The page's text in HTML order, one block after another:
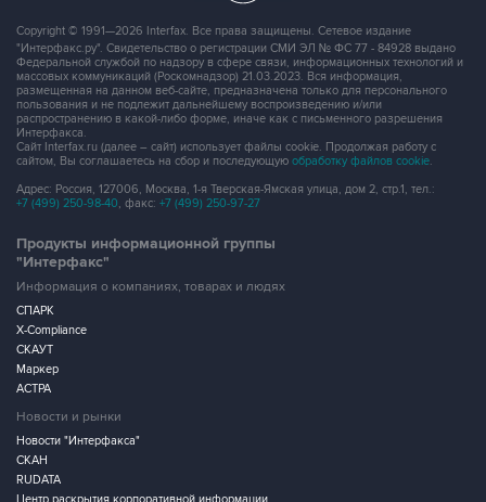
Copyright © 1991—2026 Interfax. Все права защищены. Сетевое издание
"Интерфакс.ру". Свидетельство о регистрации СМИ ЭЛ № ФС 77 - 84928 выдано
Федеральной службой по надзору в сфере связи, информационных технологий и
массовых коммуникаций (Роскомнадзор) 21.03.2023. Вся информация,
размещенная на данном веб-сайте, предназначена только для персонального
пользования и не подлежит дальнейшему воспроизведению и/или
распространению в какой-либо форме, иначе как с письменного разрешения
Интерфакса.
Сайт Interfax.ru (далее – сайт) использует файлы cookie. Продолжая работу с
сайтом, Вы соглашаетесь на сбор и последующую обработку файлов cookie
Адрес: Россия, 127006, Москва, 1-я Тверская-Ямская улица, дом 2, стр.1, тел.:
+7 (499) 250-98-40 , факс: +7 (499) 250-97-27
Продукты информационной группы
"Интерфакс"
Информация о компаниях, товарах и людях
СПАРК
X-Compliance
СКАУТ
Маркер
АСТРА
Новости и рынки
Новости "Интерфакса"
СКАН
RUDATA
Центр раскрытия корпоративной информации